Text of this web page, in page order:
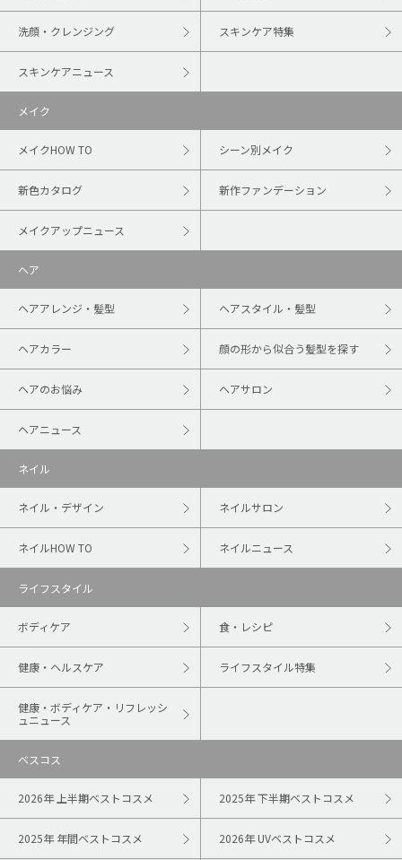
洗顔・クレンジング スキンケア特集
スキンケアニュース
メイク
メイクHOW TO シーン別メイク
新色カタログ 新作ファンデーション
メイクアップニュース
ヘア
ヘアアレンジ・髪型 ヘアスタイル・髪型
ヘアカラー 顔の形から似合う髪型を探す
ヘアのお悩み ヘアサロン
ヘアニュース
ネイル
ネイル・デザイン ネイルサロン
ネイルHOW TO ネイルニュース
ライフスタイル
ボディケア 食・レシピ
健康・ヘルスケア ライフスタイル特集
健康・ボディケア・リフレッシ
ュニュース
ベスコス
2026年 上半期ベストコスメ 2025年 下半期ベストコスメ
2025年 年間ベストコスメ 2026年 UVベストコスメ